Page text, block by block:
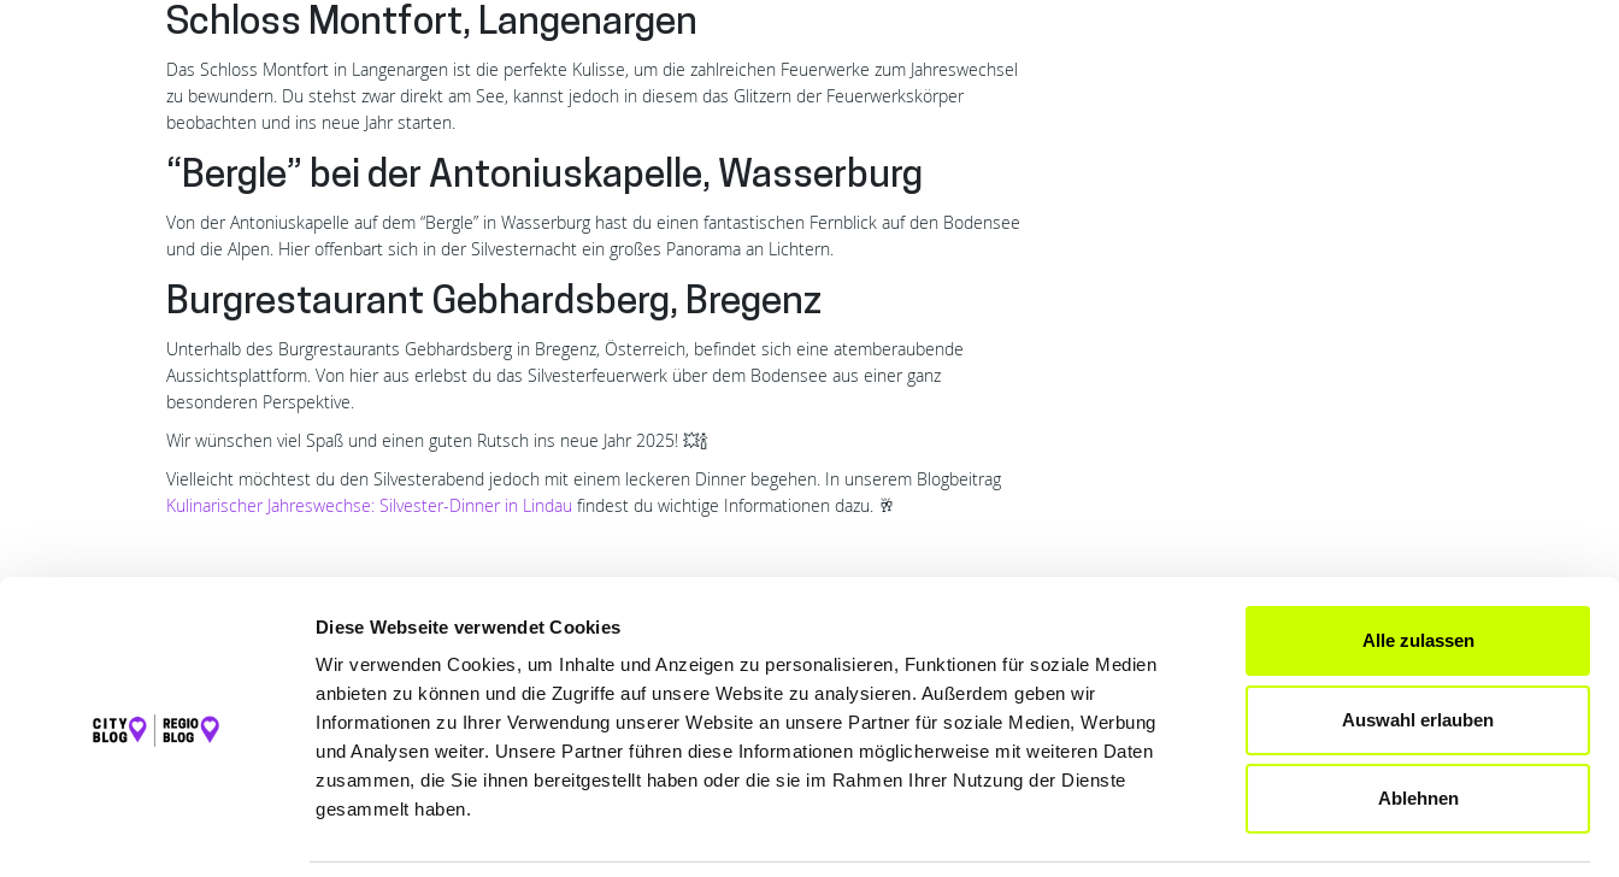
Diese Webseite verwendet Cookies
Wir verwenden Cookies, um Inhalte und Anzeigen zu personalisieren, Funktionen für soziale Medien
anbieten zu können und die Zugriffe auf unsere Website zu analysieren. Außerdem geben wir
Informationen zu Ihrer Verwendung unserer Website an unsere Partner für soziale Medien, Werbung
und Analysen weiter. Unsere Partner führen diese Informationen möglicherweise mit weiteren Daten
zusammen, die Sie ihnen bereitgestellt haben oder die sie im Rahmen Ihrer Nutzung der Dienste
gesammelt haben.
Alle zulassen
Auswahl erlauben
Ablehnen
Schloss Montfort, Langenargen
Das Schloss Montfort in Langenargen ist die perfekte Kulisse, um die zahlreichen Feuerwerke zum Jahreswechsel
zu bewundern. Du stehst zwar direkt am See, kannst jedoch in diesem das Glitzern der Feuerwerkskörper
beobachten und ins neue Jahr starten.
“Bergle” bei der Antoniuskapelle, Wasserburg
Von der Antoniuskapelle auf dem “Bergle” in Wasserburg hast du einen fantastischen Fernblick auf den Bodensee
und die Alpen. Hier offenbart sich in der Silvesternacht ein großes Panorama an Lichtern.
Burgrestaurant Gebhardsberg, Bregenz
Unterhalb des Burgrestaurants Gebhardsberg in Bregenz, Österreich, befindet sich eine atemberaubende
Aussichtsplattform. Von hier aus erlebst du das Silvesterfeuerwerk über dem Bodensee aus einer ganz
besonderen Perspektive.
Wir wünschen viel Spaß und einen guten Rutsch ins neue Jahr 2025! 💥🍾
Vielleicht möchtest du den Silvesterabend jedoch mit einem leckeren Dinner begehen. In unserem Blogbeitrag
Kulinarischer Jahreswechse: Silvester-Dinner in Lindau findest du wichtige Informationen dazu. 🥂
LET'S CONNECT
Kontakt
SERVICE
WhatsApp
0800 0057425
FÜR UNTERNEHMER
Produkte & Lösungen
Werben auf dem Blog
©2026 Regio Blog Bodensee powered by Impressum Datenschutzerklärung Rechtliche Hinweise